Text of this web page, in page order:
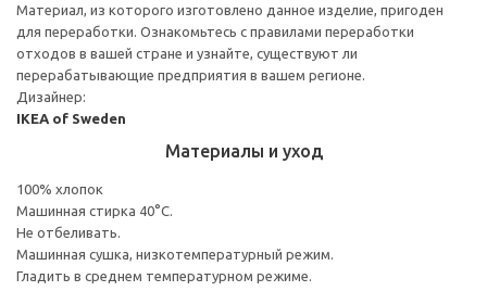
Материал, из которого изготовлено данное изделие, пригоден
для переработки. Ознакомьтесь с правилами переработки
отходов в вашей стране и узнайте, существуют ли
перерабатывающие предприятия в вашем регионе.
Дизайнер:
IKEA of Sweden
Материалы и уход
100% хлопок
Машинная стирка 40°С.
Не отбеливать.
Машинная сушка, низкотемпературный режим.
Гладить в среднем температурном режиме.